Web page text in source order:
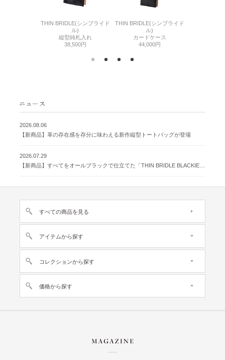
THIN BRIDLE(シンブライド
ル)
縦型純札入れ
38,500円
THIN BRIDLE(シンブライド
ル)
カードケース
44,000円
2026.08.06
【新商品】革の存在感を存分に味わえる新作縦型トートバッグが登場
2026.07.29
すべての商品を見る
アイテムから探す
コレクションから探す
価格から探す